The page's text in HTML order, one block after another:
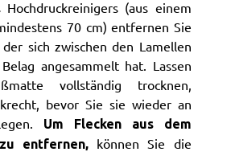
(aus einem
70 cm) entfernen Sie
sich zwischen den Lamellen
angesammelt hat. Lassen
vollständig trocknen,
bevor Sie sie wieder an
Um Flecken aus dem
entfernen,können Sie die